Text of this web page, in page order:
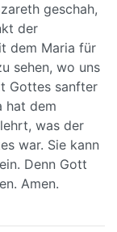
geschah,
der
dem Maria für
sehen, wo uns
Gottes sanfter
hat dem
was der
war. Sie kann
Denn Gott
Amen.